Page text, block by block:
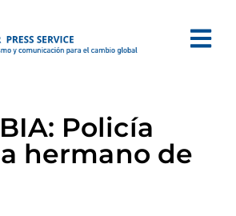
Policía
hermano de